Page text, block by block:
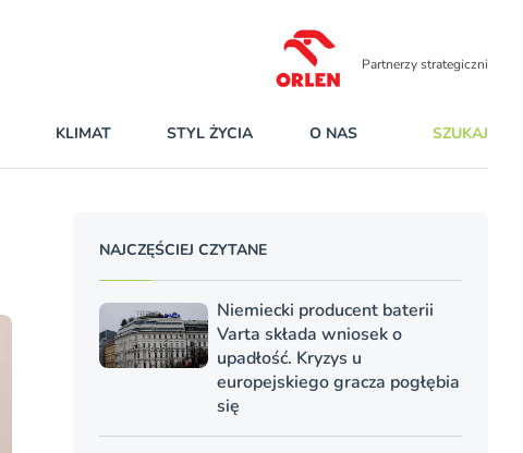
Partnerzy strategiczni
KLIMAT STYL ŻYCIA O NAS SZUKAJ
NAJCZĘŚCIEJ CZYTANE
Niemiecki producent baterii
Varta składa wniosek o
upadłość. Kryzys u
europejskiego gracza pogłębia
się